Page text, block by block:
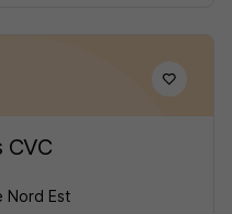
CVC
Nord Est